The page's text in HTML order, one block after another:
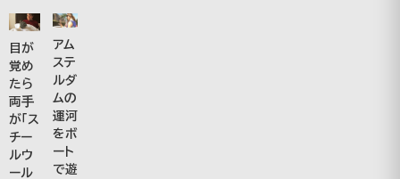
目が
覚め
たら
両手
が「ス
チー
ルウ
ール
アム
ステ
ルダ
ムの
運河
をボ
ート
で遊